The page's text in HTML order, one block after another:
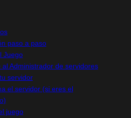
paso a paso
Juego
al Administrador de servidores
servidor
el servidor (si eres el
juego